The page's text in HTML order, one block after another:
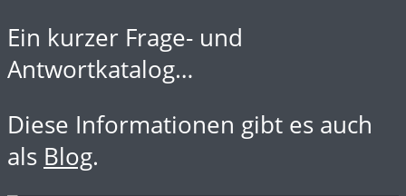
Ein kurzer Frage- und
Antwortkatalog…
Diese Informationen gibt es auch
als Blog.